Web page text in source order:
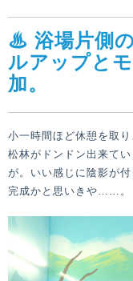
♨ 浴場片側
ルアップと
加。
小一時間ほど休憩を取り
松林がドンドン出来て
が。いい感じに陰影が
完成かと思いきや……。